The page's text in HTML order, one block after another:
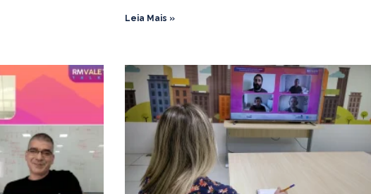
Leia Mais »